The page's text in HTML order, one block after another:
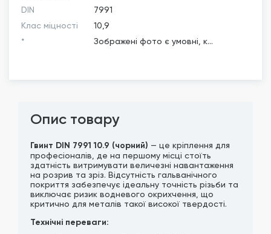
DIN
7991
Клас міцності
10,9
*
Зображені фото є умовні, к...
Опис товару
Гвинт DIN 7991 10.9 (чорний) — це кріплення для
професіоналів, де на першому місці стоїть
здатність витримувати величезні навантаження
на розрив та зріз. Відсутність гальванічного
покриття забезпечує ідеальну точність різьби та
виключає ризик водневого окрихчення, що
критично для металів такої високої твердості.
Технічні переваги: